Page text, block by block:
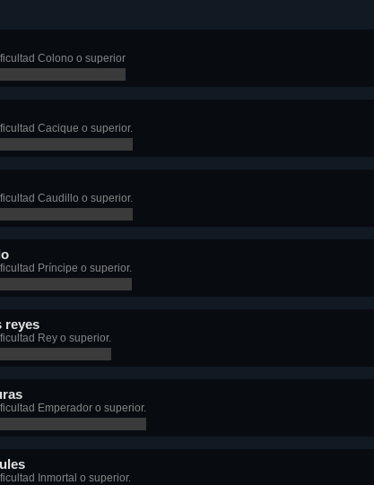
Colono o superior
Cacique o superior.
Caudillo o superior.
Príncipe o superior.
reyes
Rey o superior.
Emperador o superior.
Inmortal o superior.